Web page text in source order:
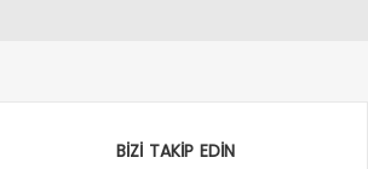
BİZİ TAKİP EDİN